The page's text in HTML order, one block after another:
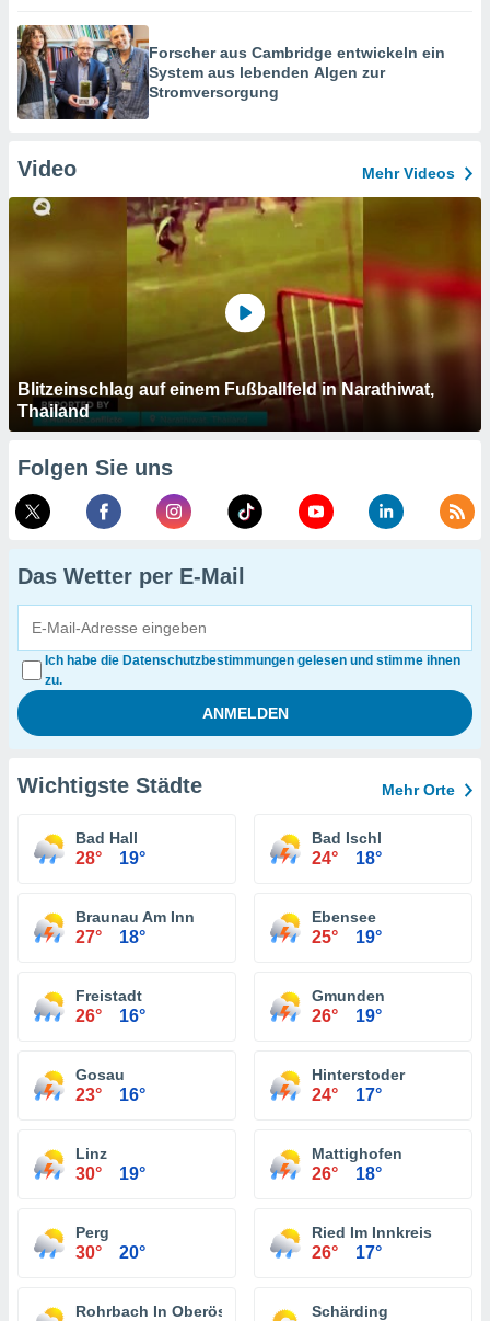
Forscher aus Cambridge entwickeln ein
System aus lebenden Algen zur
Stromversorgung
Video Mehr Videos
Blitzeinschlag auf einem Fußballfeld in Narathiwat,
Thailand
Folgen Sie uns
Das Wetter per E-Mail
Ich habe die Datenschutzbestimmungen gelesen und stimme ihnen
zu.
Wichtigste Städte Mehr Orte
Bad Hall
28° 19°
Bad Ischl
24° 18°
Braunau Am Inn
27° 18°
Ebensee
25° 19°
Freistadt
26° 16°
Gmunden
26° 19°
Gosau
23° 16°
Hinterstoder
24° 17°
Linz
30° 19°
Mattighofen
26° 18°
Perg
30° 20°
Ried Im Innkreis
26° 17°
Rohrbach In Oberösterreich Schärding